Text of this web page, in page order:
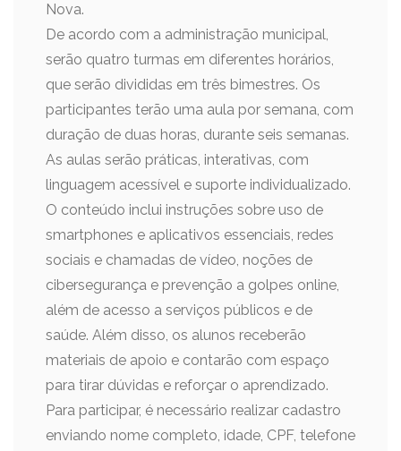
Nova.
De acordo com a administração municipal,
serão quatro turmas em diferentes horários,
que serão divididas em três bimestres. Os
participantes terão uma aula por semana, com
duração de duas horas, durante seis semanas.
As aulas serão práticas, interativas, com
linguagem acessível e suporte individualizado.
O conteúdo inclui instruções sobre uso de
smartphones e aplicativos essenciais, redes
sociais e chamadas de vídeo, noções de
cibersegurança e prevenção a golpes online,
além de acesso a serviços públicos e de
saúde. Além disso, os alunos receberão
materiais de apoio e contarão com espaço
para tirar dúvidas e reforçar o aprendizado.
Para participar, é necessário realizar cadastro
enviando nome completo, idade, CPF, telefone